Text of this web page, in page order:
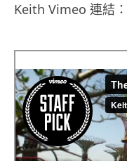
Keith Vimeo 連結：